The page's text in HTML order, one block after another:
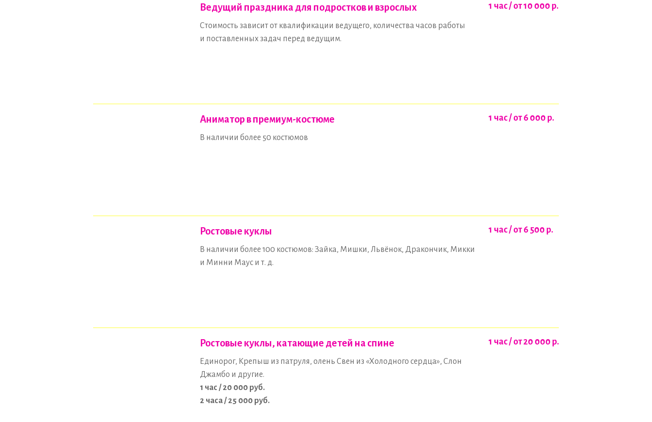
Ведущий праздника для подростков и взрослых
Стоимость зависит от квалификации ведущего, количества часов работы
и поставленных задач перед ведущим.
1 час / от 10 000 р.
Аниматор в премиум-костюме
В наличии более 50 костюмов
1 час / от 6 000 р.
Ростовые куклы
В наличии более 100 костюмов: Зайка, Мишки, Львёнок, Дракончик, Микки
и Минни Маус и т. д.
1 час / от 6 500 р.
Ростовые куклы, катающие детей на спине
Единорог, Крепыш из патруля, олень Свен из «Холодного сердца», Слон
Джамбо и другие.
1 час / 20 000 руб.
2 часа / 25 000 руб.
1 час / от 20 000 р.